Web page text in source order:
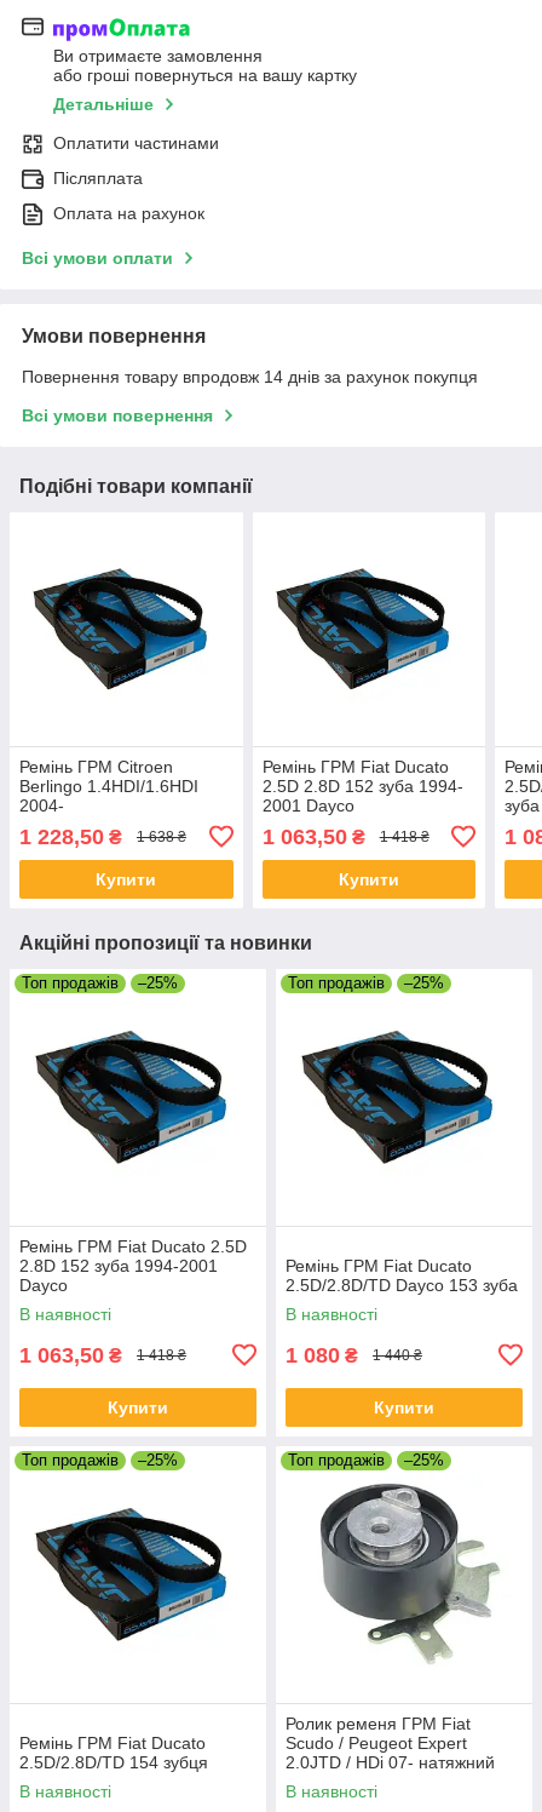
Ви отримаєте замовлення
або гроші повернуться на вашу картку
Детальніше
Оплатити частинами
Післяплата
Оплата на рахунок
Всі умови оплати
Умови повернення
Повернення товару впродовж 14 днів за рахунок покупця
Всі умови повернення
Подібні товари компанії
Ремінь ГРМ Citroen
Berlingo 1.4HDI/1.6HDI
2004-
1 228,50 ₴ 1 638 ₴
Купити
Ремінь ГРМ Fiat Ducato
2.5D 2.8D 152 зуба 1994-
2001 Dayco
1 063,50₴ 1 418 ₴
Купити
зуба
1
Акційні пропозиції та новинки
Топ продажів –25%
Ремінь ГРМ Fiat Ducato 2.5D
2.8D 152 зуба 1994-2001
Dayco
В наявності
1 063,50 ₴ 1 418 ₴
Купити
Топ продажів –25%
Ремінь ГРМ Fiat Ducato
2.5D/2.8D/TD Dayco 153 зуба
В наявності
1 080 ₴ 1 440 ₴
Купити
Топ продажів –25%
Ремінь ГРМ Fiat Ducato
2.5D/2.8D/TD 154 зубця
В наявності
Топ продажів –25%
Ролик ременя ГРМ Fiat
Scudo / Peugeot Expert
2.0JTD / HDi 07- натяжний
60х29
В наявності